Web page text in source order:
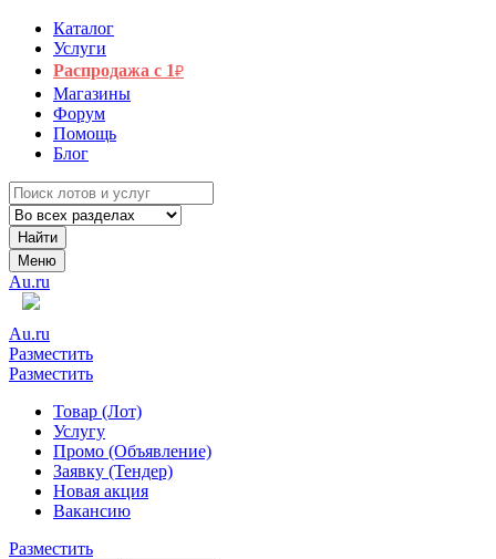
Каталог
Услуги
Распродажа с 1₽
Магазины
Форум
Помощь
Блог
Найти
Меню
Au.ru
Au.ru
Разместить
Разместить
Товар (Лот)
Услугу
Промо (Объявление)
Заявку (Тендер)
Новая акция
Вакансию
Разместить